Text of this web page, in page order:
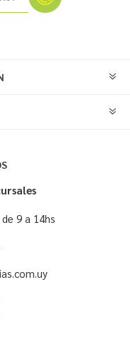
9 a 14hs